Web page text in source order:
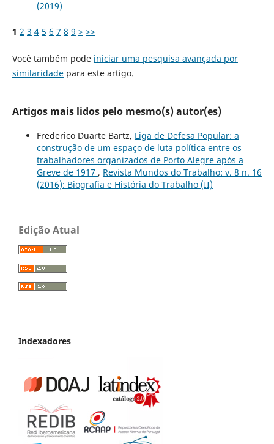
(2019)
1 2 3 4 5 6 7 8 9 > >>
Você também pode iniciar uma pesquisa avançada por
similaridadepara este artigo.
Artigos mais lidos pelo mesmo(s) autor(es)
Frederico Duarte Bartz, Liga de Defesa Popular: a
construção de um espaço de luta política entre os
trabalhadores organizados de Porto Alegre após a
Greve de 1917 , Revista Mundos do Trabalho: v. 8 n. 16
(2016): Biografia e História do Trabalho (II)
Edição Atual
Indexadores